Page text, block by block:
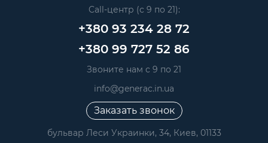
Call-центр (с 9 по 21):
+380 93 234 28 72
+380 99 727 52 86
Звоните нам с 9 по 21
info@generac.in.ua
Заказать звонок
бульвар Леси Украинки, 34, Киев, 01133